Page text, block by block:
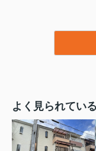
よく見られてい